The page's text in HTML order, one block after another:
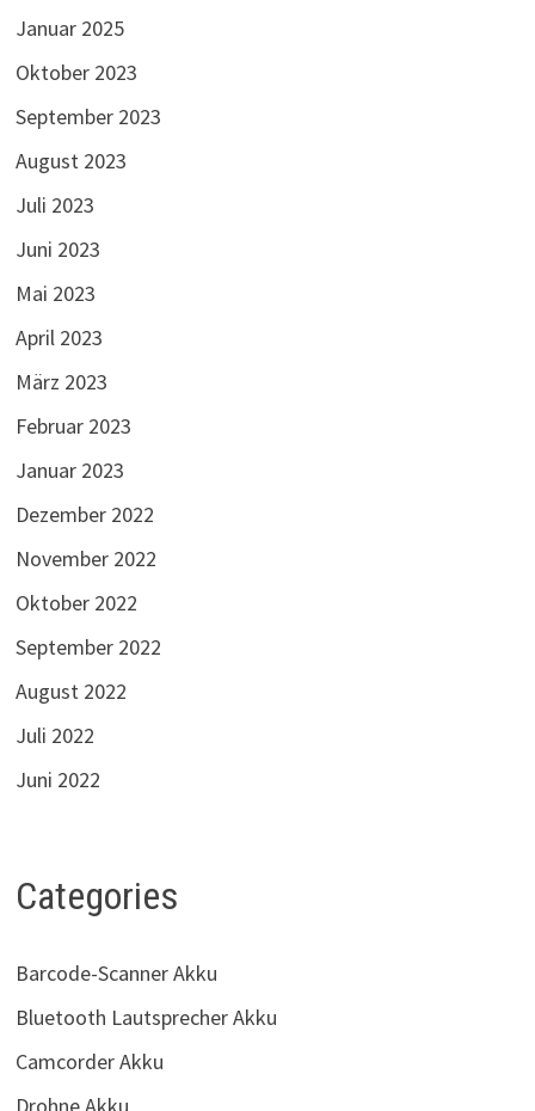
Januar 2025
Oktober 2023
September 2023
August 2023
Juli 2023
Juni 2023
Mai 2023
April 2023
März 2023
Februar 2023
Januar 2023
Dezember 2022
November 2022
Oktober 2022
September 2022
August 2022
Juli 2022
Juni 2022
Categories
Barcode-Scanner Akku
Bluetooth Lautsprecher Akku
Camcorder Akku
Drohne Akku